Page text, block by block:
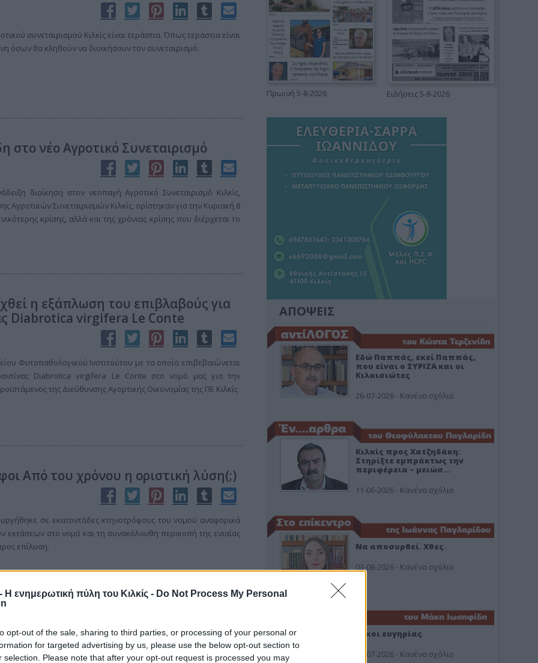
Η ενημερωτική πύλη του Κιλκίς - Do Not Process My Personal
opt-out of the sale, sharing to third parties, or processing of your personal or
for targeted advertising by us, please use the below opt-out section to
selection. Please note that after your opt-out request is processed you may
συνεταιρισμού Κιλκίς είναι τεράστια. Όπως τεράστια είναι
όσων θα κληθούν να διοικήσουν τον συνεταιρισμό.
στο νέο Αγροτικό Συνεταιρισμό
διοίκηση στον νεοπαγή Αγροτικό Συνεταιρισμό Κιλκίς,
Συνεταιρισμών Κιλκίς, ορίστηκαν για την Κυριακή 8
κρίσης, αλλά και της χρόνιας κρίσης που διέρχεται το
η εξάπλωση του επιβλαβούς για
Diabrotica virgifera Le Conte
Φυτοπαθολογικού Ινστιτούτου με τα οποία επιβεβαιώνεται
Diabrotica virgifera Le Conte στο νομό μας για την
της Διεύθυνσης Αγορτικής Οικονομίας της ΠΕ Κιλκίς
Από του χρόνου η οριστική λύση(;)
σε εκατοντάδες κτηνοτρόφους του νομού αναφορικά
στο νομό και τη συνακόλουθη περικοπή της ενιαίας
επίλυση.
Πρωινή 5-8-2026 Ειδήσεις 5-8-2026
ΑΠΟΨΕΙΣ
Εδώ Παππάς, εκεί Παππάς,
που είναι ο ΣΥΡΙΖΑ και οι
Κιλκισιώτες
26-07-2026 - Κανένα σχόλιο
Κιλκίς προς Χατζηδάκη:
Στηρίξτε εμπράκτως την
περιφέρεια – μειώσ…
11-06-2026 - Κανένα σχόλιο
Να αποσυρθεί. Χθες.
03-08-2026 - Κανένα σχόλιο
Οίκοι ευγηρίας
24-07-2026 - Κανένα σχόλιο